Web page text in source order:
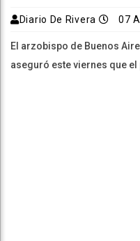
Diario De Rivera 07
El arzobispo de Buenos
aseguró este viernes que el